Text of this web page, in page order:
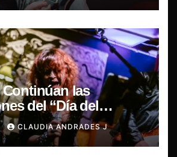
Continúan las
del “Día del
Rox se presentará este
Concepción
CLAUDIA ANDRADES J